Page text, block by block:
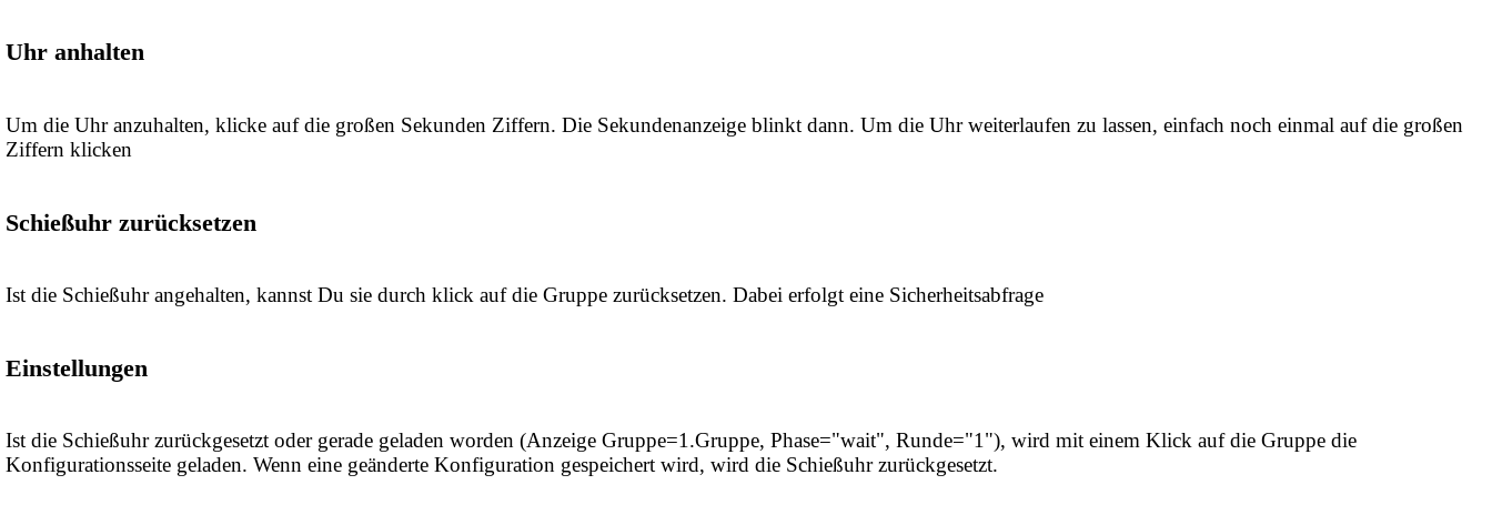
Uhr anhalten
Um die Uhr anzuhalten, klicke auf die großen Sekunden Ziffern. Die Sekundenanzeige blinkt dann. Um die Uhr weiterlaufen zu lassen, einfach noch einmal auf die großen
Ziffern klicken
Schießuhr zurücksetzen
Ist die Schießuhr angehalten, kannst Du sie durch klick auf die Gruppe zurücksetzen. Dabei erfolgt eine Sicherheitsabfrage
Einstellungen
Ist die Schießuhr zurückgesetzt oder gerade geladen worden (Anzeige Gruppe=1.Gruppe, Phase="wait", Runde="1"), wird mit einem Klick auf die Gruppe die
Konfigurationsseite geladen. Wenn eine geänderte Konfiguration gespeichert wird, wird die Schießuhr zurückgesetzt.